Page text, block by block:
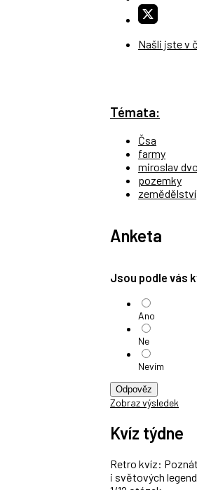
Našli jste v
Témata:
Čsa
farmy
miroslav
pozemky
zemědělství
Anketa
Jsou podle vás
Ano
Ne
Nevím
Odpověz
Zobraz výsledek
Kvíz týdne
Retro kvíz:
i světových legend